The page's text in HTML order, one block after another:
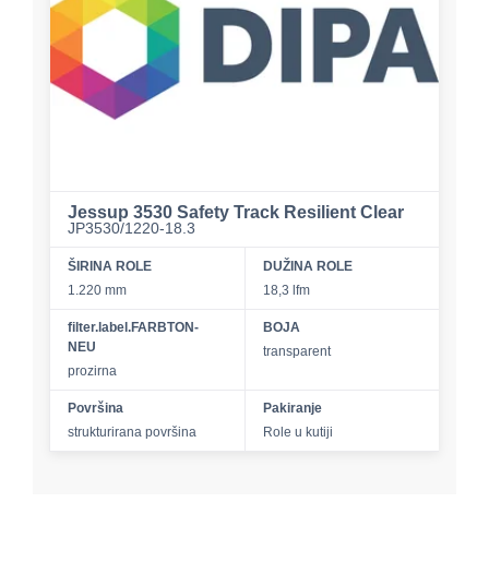
Jessup 3530 Safety Track Resilient Clear
JP3530/1220-18.3
ŠIRINA ROLE
1.220 mm
DUŽINA ROLE
18,3 lfm
filter.label.FARBTON-
NEU
prozirna
BOJA
transparent
Površina
strukturirana površina
Pakiranje
Role u kutiji